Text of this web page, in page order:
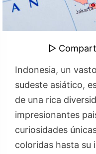
▷
Indonesia, un
sudeste asiático,
de una rica
impresionantes
curiosidades
coloridas hasta su